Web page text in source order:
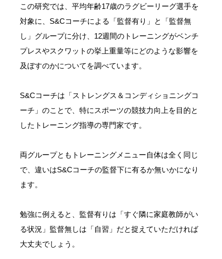
この研究では、平均年齢17歳のラグビーリーグ選手を
対象に、S&Cコーチによる「監督有り」と「監督無
し」グループに分け、12週間のトレーニングがベンチ
プレスやスクワットの挙上重量等にどのような影響を
及ぼすのかについてを調べています。
S&Cコーチは「ストレングス＆コンディショニングコ
ーチ」のことで、特にスポーツの競技力向上を目的と
したトレーニング指導の専門家です。
両グループともトレーニングメニュー自体は全く同じ
で、違いはS&Cコーチの監督下に有るか無いかになり
ます。
勉強に例えると、監督有りは「すぐ隣に家庭教師がい
る状況」監督無しは「自習」だと捉えていただければ
大丈夫でしょう。